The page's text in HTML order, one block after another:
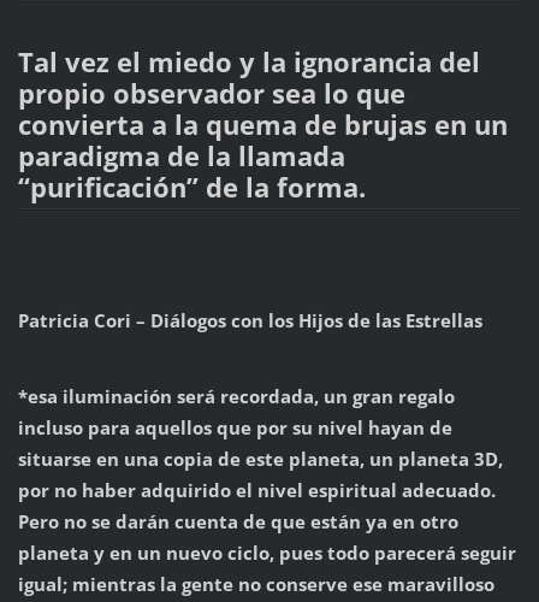
Tal vez el miedo y la ignorancia del
propio observador sea lo que
convierta a la quema de brujas en un
paradigma de la llamada
“purificación” de la forma.
Patricia Cori – Diálogos con los Hijos de las Estrellas
*esa iluminación será recordada, un gran regalo
incluso para aquellos que por su nivel hayan de
situarse en una copia de este planeta, un planeta 3D,
por no haber adquirido el nivel espiritual adecuado.
Pero no se darán cuenta de que están ya en otro
planeta y en un nuevo ciclo, pues todo parecerá seguir
igual; mientras la gente no conserve ese maravilloso